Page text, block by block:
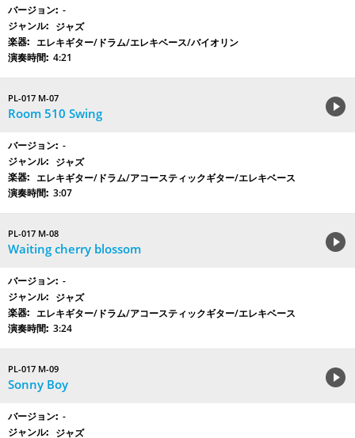
-
ジャズ
エレキギター/ドラム/エレキベース/バイオリン
4:21
PL-017 M-07
Room 510 Swing
-
ジャズ
エレキギター/ドラム/アコースティックギター/エレキベース
3:07
PL-017 M-08
Waiting cherry blossom
-
ジャズ
エレキギター/ドラム/アコースティックギター/エレキベース
3:24
PL-017 M-09
Sonny Boy
-
ジャズ